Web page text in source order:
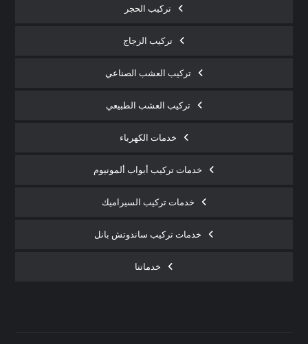
تركيب الحجر
تركيب الزجاج
تركيب العشب الصناعي
تركيب العشب الطبيعي
خدمات الكهرباء
خدمات تركيب أبواب ألمونيوم
خدمات تركيب السيراميك
خدمات تركيب ساندوتش بانل
خدماتنا